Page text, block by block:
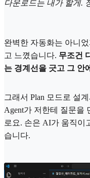
다운로드는 내가 할게.
완벽한 자동화는 아니
고 느꼈습니다. 무조건
는 경계선을 긋고 그 안
그래서 Plan 모드로 설
Agent가 저한테 질문을
로요. 손은 AI가 움직이
습니다.